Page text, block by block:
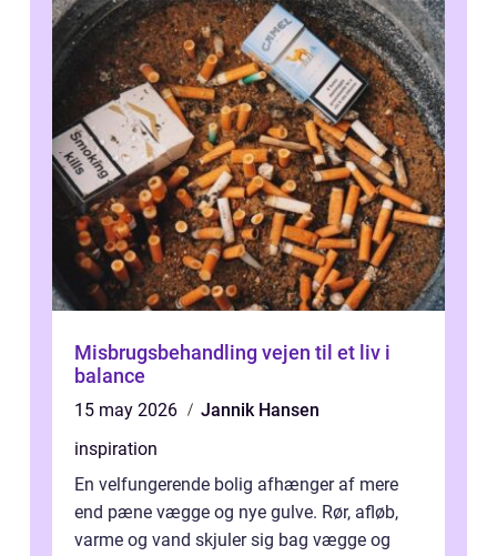
Misbrugsbehandling vejen til et liv i
balance
15 may 2026
Jannik Hansen
inspiration
En velfungerende bolig afhænger af mere
end pæne vægge og nye gulve. Rør, afløb,
varme og vand skjuler sig bag vægge og